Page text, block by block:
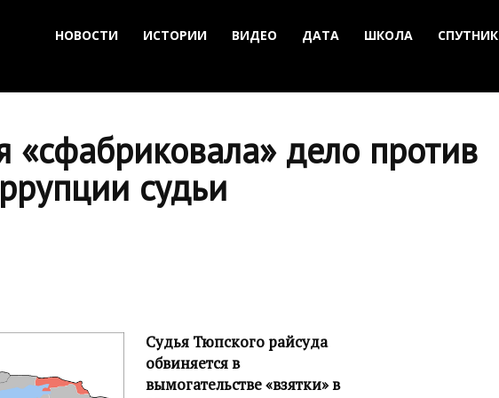
НОВОСТИ ИСТОРИИ ВИДЕО ДАТА ШКОЛА СПУТНИК
дело против
судьи
Судья Тюпского райсуда
обвиняется в
вымогательстве «взятки» в